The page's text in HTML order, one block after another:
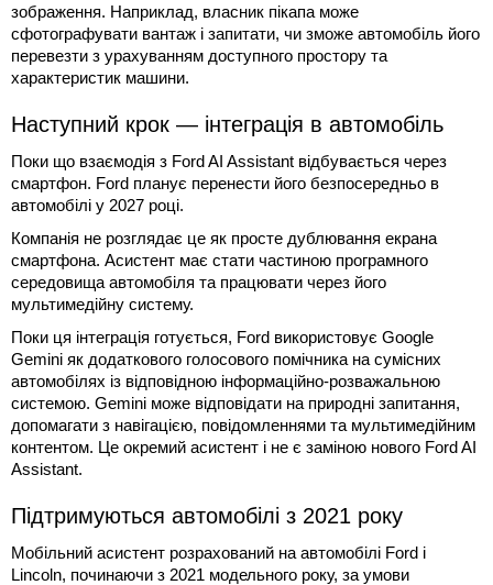
зображення. Наприклад, власник пікапа може
сфотографувати вантаж і запитати, чи зможе автомобіль його
перевезти з урахуванням доступного простору та
характеристик машини.
Наступний крок — інтеграція в автомобіль
Поки що взаємодія з Ford AI Assistant відбувається через
смартфон. Ford планує перенести його безпосередньо в
автомобілі у 2027 році.
Компанія не розглядає це як просте дублювання екрана
смартфона. Асистент має стати частиною програмного
середовища автомобіля та працювати через його
мультимедійну систему.
Поки ця інтеграція готується, Ford використовує Google
Gemini як додаткового голосового помічника на сумісних
автомобілях із відповідною інформаційно-розважальною
системою. Gemini може відповідати на природні запитання,
допомагати з навігацією, повідомленнями та мультимедійним
контентом. Це окремий асистент і не є заміною нового Ford AI
Assistant.
Підтримуються автомобілі з 2021 року
Мобільний асистент розрахований на автомобілі Ford і
Lincoln, починаючи з 2021 модельного року, за умови